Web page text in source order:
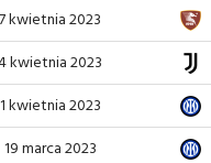
7 kwietnia 2023
kwietnia 2023
1 kwietnia 2023
19 marca 2023